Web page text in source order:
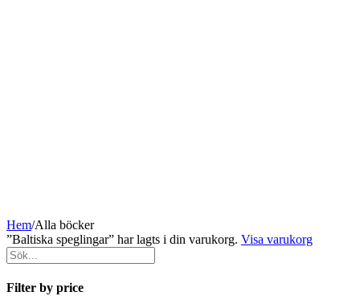
Hem/Alla böcker
”Baltiska speglingar” har lagts i din varukorg. Visa varukorg
Filter by price